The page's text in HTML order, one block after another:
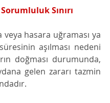
Sorumluluk Sınırı
veya hasara uğraması ya
aşılması nedeni
doğması durumunda,
gelen zararı tazmin